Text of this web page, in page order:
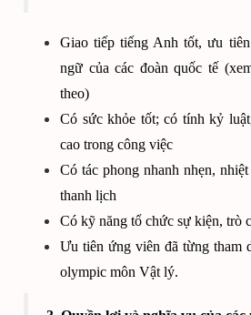
Giao tiếp tiếng Anh tốt, ưu
ngữ của các đoàn quốc tế
theo)
Có sức khỏe tốt; có tính kỷ
cao trong công việc
Có tác phong nhanh nhẹn,
thanh lịch
Có kỹ năng tổ chức sự kiện, trò
Ưu tiên ứng viên đã từng tham
olympic môn Vật lý.